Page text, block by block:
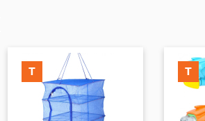
Т Т